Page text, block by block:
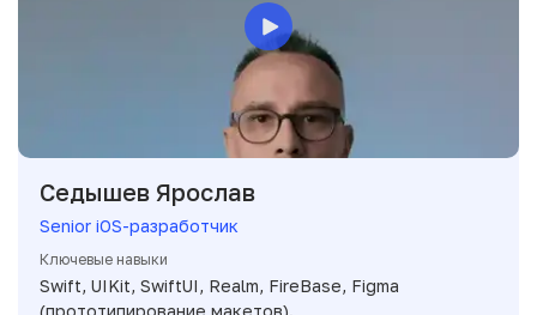
Седышев Ярослав
Senior iOS-разработчик
Ключевые навыки
Swift, UIKit, SwiftUI, Realm, FireBase, Figma
(прототипирование макетов).